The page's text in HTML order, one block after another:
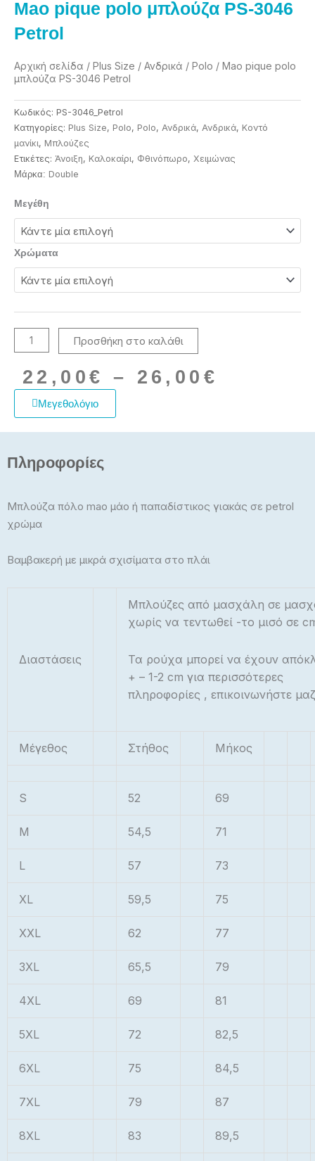
Mao pique polo μπλούζα PS-3046
Petrol
Αρχική σελίδα / Plus Size / Ανδρικά / Polo / Mao pique polo
μπλούζα PS-3046 Petrol
Κωδικός: PS-3046_Petrol
Κατηγορίες: Plus Size, Polo, Polo, Ανδρικά, Ανδρικά, Κοντό
μανίκι, Μπλούζες
Ετικέτες: Άνοιξη, Καλοκαίρι, Φθινόπωρο, Χειμώνας
Μάρκα: Double
Μεγέθη
Χρώματα
Mao
pique
polo
μπλούζα
3046
Petrol
ποσότητα
Προσθήκη στο καλάθι
22,00 € – 26,00 €
26,00€
Μεγεθολόγιο
Πληροφορίες
Μπλούζα πόλο mao μάο ή παπαδίστικος γιακάς σε petrol
χρώμα
Βαμβακερή με μικρά σχισίματα στο πλάι
Διαστάσεις
Μπλούζες από μασχάλη σε
χωρίς να τεντωθεί -το μισό σε
Τα ρούχα μπορεί να έχουν
+ – 1-2 cm για περισσότερες
πληροφορίες , επικοινωνήστε
Μέγεθος Στήθος Μήκος
S 52 69
M 54,5 71
L 57 73
XL 59,5 75
XXL 62 77
3XL 65,5 79
4XL 69 81
5XL 72 82,5
6XL 75 84,5
7XL 79 87
8XL 83 89,5